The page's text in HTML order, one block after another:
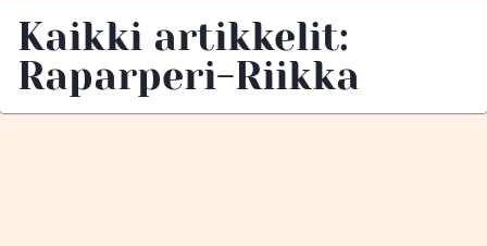
Kaikki artikkelit:
Raparperi-Riikka